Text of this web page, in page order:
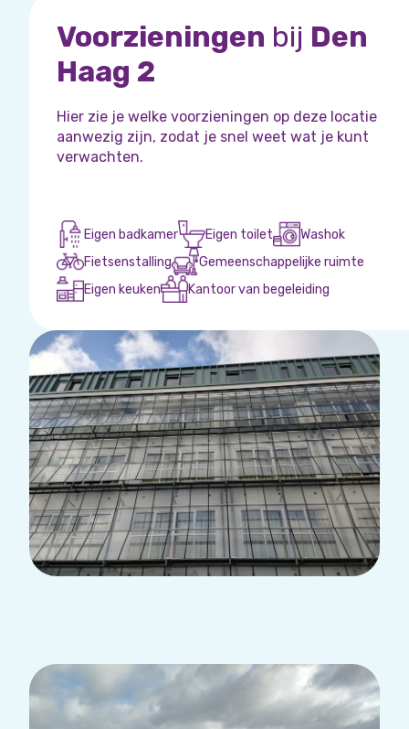
Voorzieningen bij Den
Haag 2
Hier zie je welke voorzieningen op deze locatie
aanwezig zijn, zodat je snel weet wat je kunt
verwachten.
Eigen badkamer Eigen toilet
Washok
Fietsenstalling
Gemeenschappelijke ruimte
Eigen keuken
Kantoor van begeleiding